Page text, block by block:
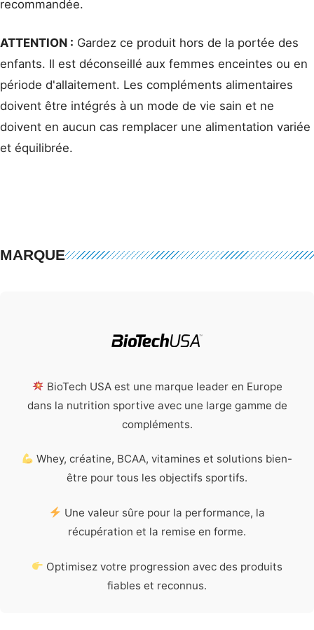
recommandée.
ATTENTION : Gardez ce produit hors de la portée des
enfants. Il est déconseillé aux femmes enceintes ou en
période d'allaitement. Les compléments alimentaires
doivent être intégrés à un mode de vie sain et ne
doivent en aucun cas remplacer une alimentation variée
et équilibrée.
MARQUE
BioTech USA est une marque leader en Europe
dans la nutrition sportive avec une large gamme de
compléments.
Whey, créatine, BCAA, vitamines et solutions bien-
être pour tous les objectifs sportifs.
Une valeur sûre pour la performance, la
récupération et la remise en forme.
Optimisez votre progression avec des produits
fiables et reconnus.